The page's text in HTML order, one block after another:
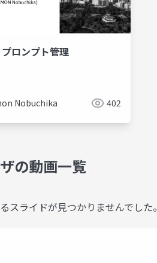
ロンプト管理
Nobuchika 402
の動画一覧
スライドが見つかりませんでした。